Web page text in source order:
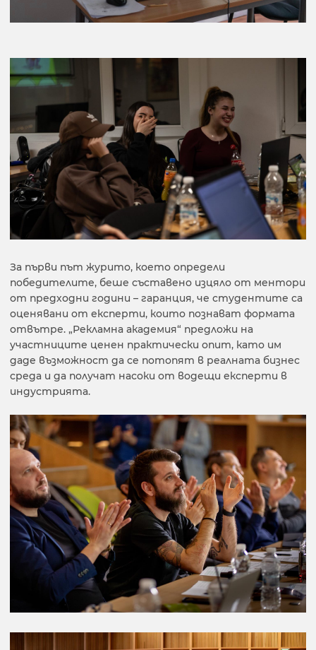
За първи път журито, което определи
победителите, беше съставено изцяло от ментори
от предходни години – гаранция, че студентите са
оценявани от експерти, които познават формата
отвътре. „Рекламна академия“ предложи на
участниците ценен практически опит, като им
даде възможност да се потопят в реалната бизнес
среда и да получат насоки от водещи експерти в
индустрията.